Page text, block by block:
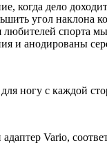
когда дело
угол наклона
любителей спорта
и анодированы
ногу с каждой
Vario,